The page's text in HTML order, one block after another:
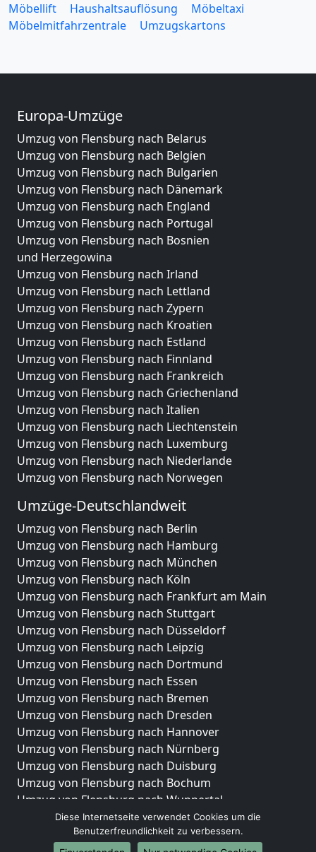
Möbellift
Haushaltsauflösung
Möbeltaxi
Möbelmitfahrzentrale
Umzugskartons
Europa-Umzüge
Umzug von Flensburg nach Belarus
Umzug von Flensburg nach Belgien
Umzug von Flensburg nach Bulgarien
Umzug von Flensburg nach Dänemark
Umzug von Flensburg nach England
Umzug von Flensburg nach Portugal
Umzug von Flensburg nach Bosnien
und Herzegowina
Umzug von Flensburg nach Irland
Umzug von Flensburg nach Lettland
Umzug von Flensburg nach Zypern
Umzug von Flensburg nach Kroatien
Umzug von Flensburg nach Estland
Umzug von Flensburg nach Finnland
Umzug von Flensburg nach Frankreich
Umzug von Flensburg nach Griechenland
Umzug von Flensburg nach Italien
Umzug von Flensburg nach Liechtenstein
Umzug von Flensburg nach Luxemburg
Umzug von Flensburg nach Niederlande
Umzug von Flensburg nach Norwegen
Umzüge-Deutschlandweit
Umzug von Flensburg nach Berlin
Umzug von Flensburg nach Hamburg
Umzug von Flensburg nach München
Umzug von Flensburg nach Köln
Umzug von Flensburg nach Frankfurt am Main
Umzug von Flensburg nach Stuttgart
Umzug von Flensburg nach Düsseldorf
Umzug von Flensburg nach Leipzig
Umzug von Flensburg nach Dortmund
Umzug von Flensburg nach Essen
Umzug von Flensburg nach Bremen
Umzug von Flensburg nach Dresden
Umzug von Flensburg nach Hannover
Umzug von Flensburg nach Nürnberg
Umzug von Flensburg nach Duisburg
Umzug von Flensburg nach Bochum
Umzug von Flensburg nach Wuppertal
Umzug von Flensburg nach Bielefeld
Umzug von Flensburg nach Bonn
Diese Internetseite verwendet Cookies um die
Benutzerfreundlichkeit zu verbessern.